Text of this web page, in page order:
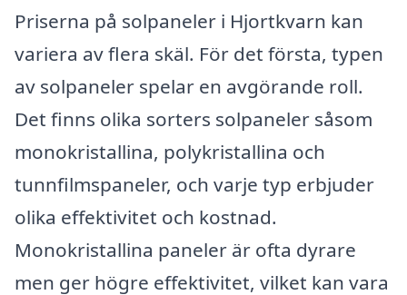
Priserna på solpaneler i Hjortkvarn kan
variera av flera skäl. För det första, typen
av solpaneler spelar en avgörande roll.
Det finns olika sorters solpaneler såsom
monokristallina, polykristallina och
tunnfilmspaneler, och varje typ erbjuder
olika effektivitet och kostnad.
Monokristallina paneler är ofta dyrare
men ger högre effektivitet, vilket kan vara